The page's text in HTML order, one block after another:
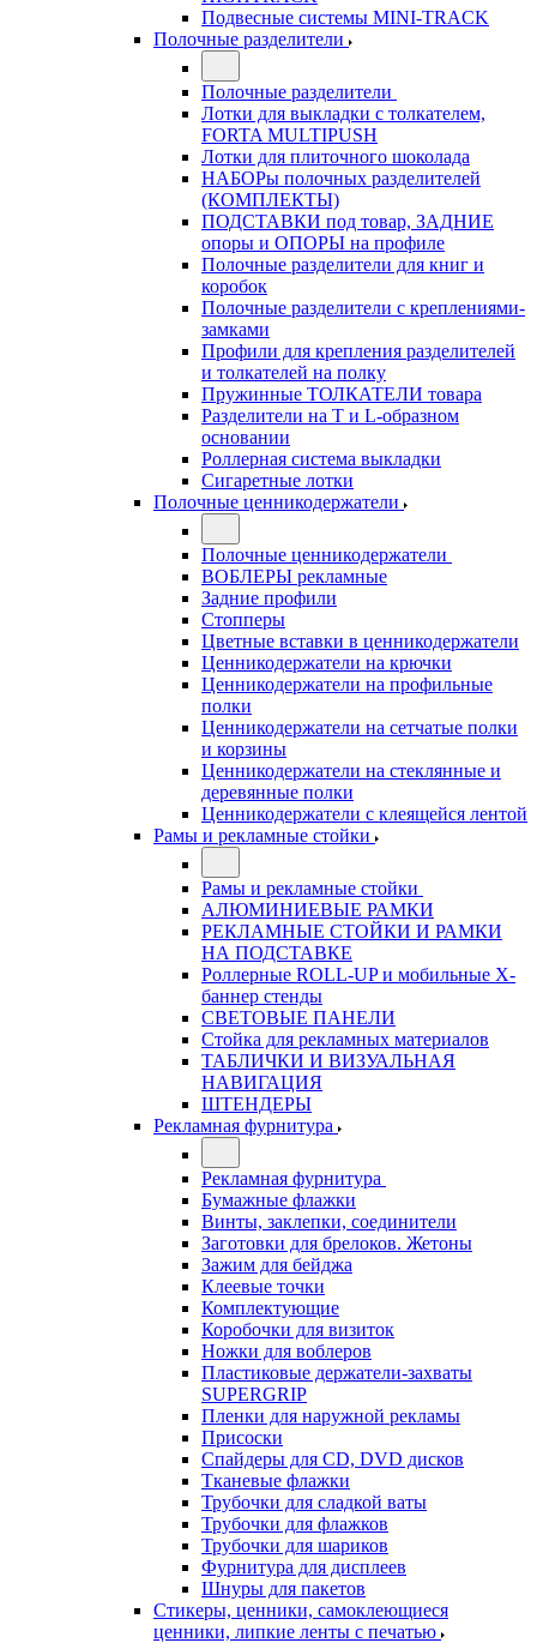
Подвесные системы MINI-TRACK
Полочные разделители
Полочные разделители
Лотки для выкладки с толкателем,
FORTA MULTIPUSH
Лотки для плиточного шоколада
НАБОРы полочных разделителей
(КОМПЛЕКТЫ)
ПОДСТАВКИ под товар, ЗАДНИЕ
опоры и ОПОРЫ на профиле
Полочные разделители для книг и
коробок
Полочные разделители с креплениями-
замками
Профили для крепления разделителей
и толкателей на полку
Пружинные ТОЛКАТЕЛИ товара
Разделители на Т и L-образном
основании
Роллерная система выкладки
Сигаретные лотки
Полочные ценникодержатели
Полочные ценникодержатели
ВОБЛЕРЫ рекламные
Задние профили
Стопперы
Цветные вставки в ценникодержатели
Ценникодержатели на крючки
Ценникодержатели на профильные
полки
Ценникодержатели на сетчатые полки
и корзины
Ценникодержатели на стеклянные и
деревянные полки
Ценникодержатели с клеящейся лентой
Рамы и рекламные стойки
Рамы и рекламные стойки
АЛЮМИНИЕВЫЕ РАМКИ
РЕКЛАМНЫЕ СТОЙКИ И РАМКИ
НА ПОДСТАВКЕ
Роллерные ROLL-UP и мобильные X-
баннер стенды
СВЕТОВЫЕ ПАНЕЛИ
Стойка для рекламных материалов
ТАБЛИЧКИ И ВИЗУАЛЬНАЯ
НАВИГАЦИЯ
ШТЕНДЕРЫ
Рекламная фурнитура
Рекламная фурнитура
Бумажные флажки
Винты, заклепки, соединители
Заготовки для брелоков. Жетоны
Зажим для бейджа
Клеевые точки
Комплектующие
Коробочки для визиток
Ножки для воблеров
Пластиковые держатели-захваты
SUPERGRIP
Пленки для наружной рекламы
Присоски
Спайдеры для CD, DVD дисков
Тканевые флажки
Трубочки для сладкой ваты
Трубочки для флажков
Трубочки для шариков
Фурнитура для дисплеев
Шнуры для пакетов
Стикеры, ценники, самоклеющиеся
ценники, липкие ленты с печатью